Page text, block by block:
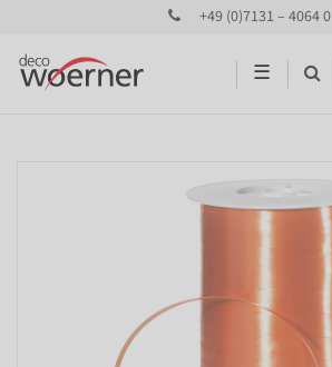
+49 (0)7131 – 4064 0
☰